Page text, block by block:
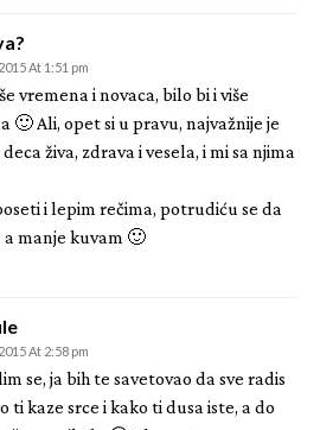
At 1:51 pm
vremena i novaca, bilo bi i više
🙂 Ali, opet si u pravu, najvažnije je
živa, zdrava i vesela, i mi sa njima
i lepim rečima, potrudiću se da
a manje kuvam 🙂
At 2:58 pm
se, ja bih te savetovao da sve radis
ti kaze srce i kako ti dusa iste, a do